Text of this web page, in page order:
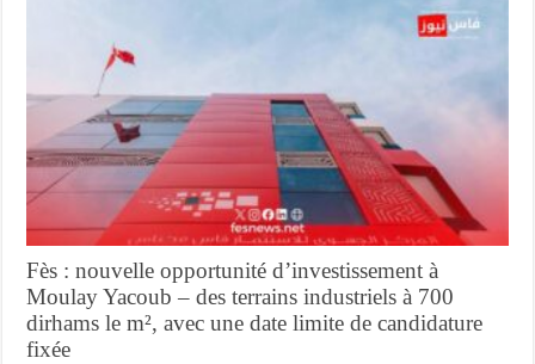
Fès : nouvelle opportunité d’investissement à
Moulay Yacoub – des terrains industriels à 700
dirhams le m², avec une date limite de candidature
fixée